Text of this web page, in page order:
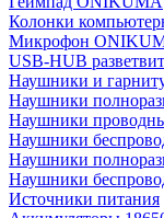
Колонки
Микрофон
USB-HUB
Наушники и
Наушники
Наушники
Наушники
Наушники
Наушники
Источники питания